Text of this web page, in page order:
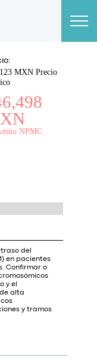
MXN Precio
NPMC
del
en pacientes
Confirmar o
y el
alta
y tramos